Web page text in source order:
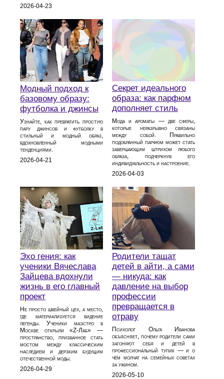
2026-04-23
Модный подход к
базовому образу:
футболка и джинсы
Узнайте, как превратить простую
пару джинсов и футболку в
стильный и модный образ,
вдохновленный модными
тенденциями.
2026-04-21
Секрет идеального
образа: как парфюм
дополняет стиль
Мода и ароматы — две сферы,
которые неразрывно связаны
между собой. Правильно
подобранный парфюм может стать
завершающим штрихом любого
образа, подчеркнув его
индивидуальность и настроение.
2026-04-03
Эхо гения: как
ученики Вячеслава
Зайцева вдохнули
жизнь в его главный
проект
Не просто швейный цех, а место,
где материализуется видение
легенды. Ученики маэстро в
Москве открыли «Z-Лаб» —
пространство, призванное стать
мостом между классическим
наследием и дерзким будущим
отечественной моды.
2026-04-29
Родители тащат
детей в айти, а сами
— никуда: как
давление на выбор
профессии
превращается в
отраву
Психолог Ольга Иванова
объясняет, почему родители сами
загоняют себя и детей в
профессиональный тупик — и о
чём молчат на семейных советах
за ужином.
2026-05-10